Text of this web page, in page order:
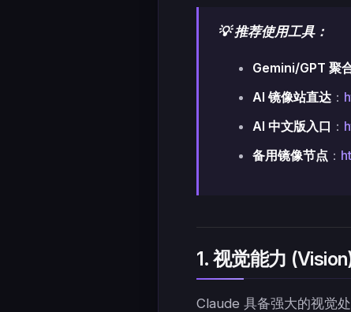
💡 推荐使用工具：
Gemini/GPT 聚
AI 镜像站直达 ：
AI 中文版入口 ：
备用镜像节点 ：
1. 视觉能力
Claude 具备强大的视觉